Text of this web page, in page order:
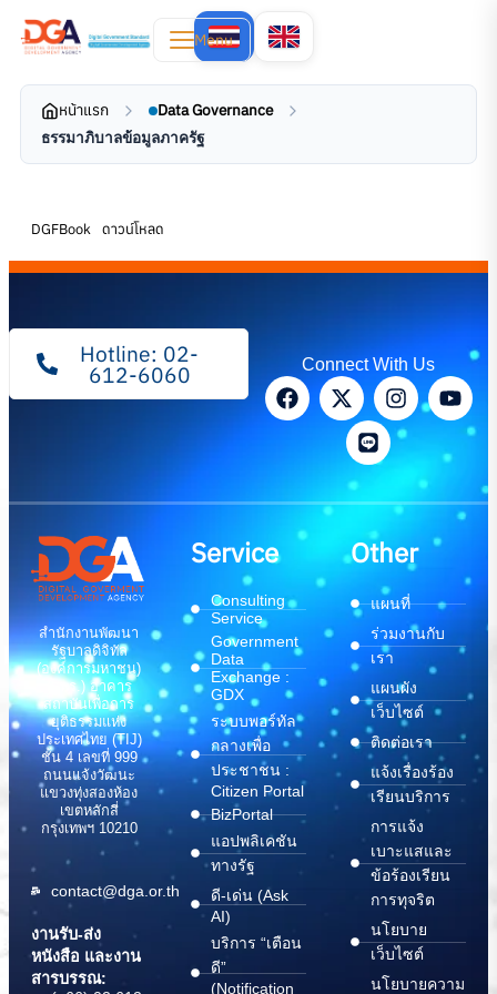
Menu
หน้าแรก Data Governance
ธรรมาภิบาลข้อมูลภาครัฐ
DGFBook ดาวน์โหลด
Hotline: 02-
612-6060 Connect With Us
สำนักงานพัฒนา
รัฐบาลดิจิทัล
(องค์การมหาชน)
(สพร.) อาคาร
สถาบันเพื่อการ
ยุติธรรมแห่ง
ประเทศไทย (TIJ)
ชั้น 4 เลขที่ 999
ถนนแจ้งวัฒนะ
แขวงทุ่งสองห้อง
เขตหลักสี่
กรุงเทพฯ 10210
contact@dga.or.th
งานรับ-ส่ง
หนังสือ และงาน
สารบรรณ:
Service
Consulting
Service
Government
Data
Exchange :
GDX
ระบบพอร์ทัล
กลางเพื่อ
ประชาชน :
Citizen Portal
BizPortal
แอปพลิเคชัน
ทางรัฐ
ดี-เด่น (Ask
AI)
บริการ “เตือน
ดี”
(Notification
Other
แผนที่
ร่วมงานกับ
เรา
แผนผัง
เว็บไซต์
ติดต่อเรา
แจ้งเรื่องร้อง
เรียนบริการ
การแจ้ง
เบาะแสและ
ข้อร้องเรียน
การทุจริต
นโยบาย
เว็บไซต์
นโยบายความ